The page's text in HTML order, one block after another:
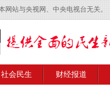
网站与央视网、中央电视台无关。
社会民生 财经报道